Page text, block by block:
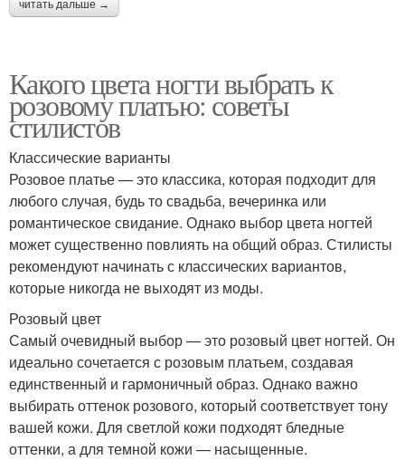
читать дальше →
Какого цвета ногти выбрать к
розовому платью: советы
стилистов
Классические варианты
Розовое платье — это классика, которая подходит для
любого случая, будь то свадьба, вечеринка или
романтическое свидание. Однако выбор цвета ногтей
может существенно повлиять на общий образ. Стилисты
рекомендуют начинать с классических вариантов,
которые никогда не выходят из моды.
Розовый цвет
Самый очевидный выбор — это розовый цвет ногтей. Он
идеально сочетается с розовым платьем, создавая
единственный и гармоничный образ. Однако важно
выбирать оттенок розового, который соответствует тону
вашей кожи. Для светлой кожи подходят бледные
оттенки, а для темной кожи — насыщенные.